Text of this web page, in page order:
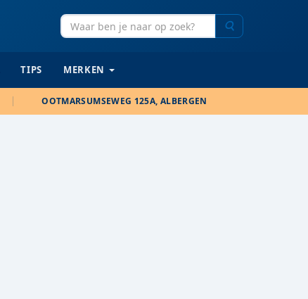
TIPS MERKEN
OOTMARSUMSEWEG 125A, ALBERGEN